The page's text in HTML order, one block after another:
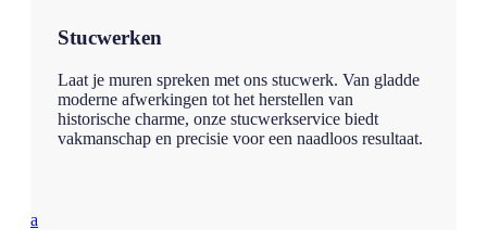
Stucwerken
Laat je muren spreken met ons stucwerk. Van gladde
moderne afwerkingen tot het herstellen van
historische charme, onze stucwerkservice biedt
vakmanschap en precisie voor een naadloos resultaat.
a